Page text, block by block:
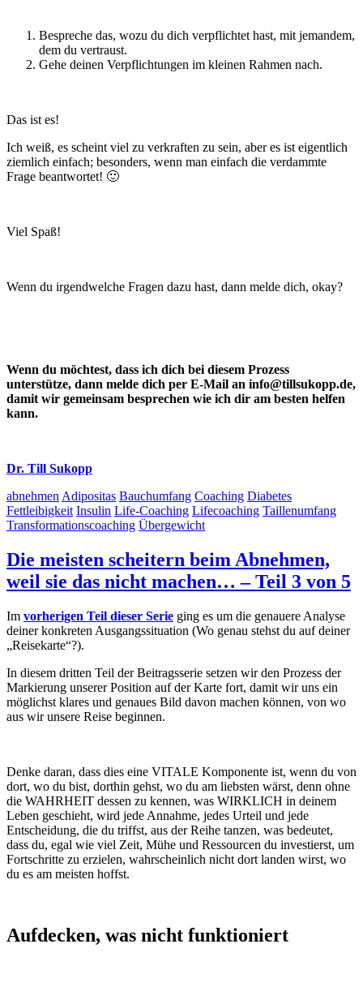
Bespreche das, wozu du dich verpflichtet hast, mit jemandem,
dem du vertraust.
Gehe deinen Verpflichtungen im kleinen Rahmen nach.
Das ist es!
Ich weiß, es scheint viel zu verkraften zu sein, aber es ist eigentlich
ziemlich einfach; besonders, wenn man einfach die verdammte
Frage beantwortet! 🙂
Viel Spaß!
Wenn du irgendwelche Fragen dazu hast, dann melde dich, okay?
Wenn du möchtest, dass ich dich bei diesem Prozess
unterstütze, dann melde dich per E-Mail an info@tillsukopp.de,
damit wir gemeinsam besprechen wie ich dir am besten helfen
kann.
Dr. Till Sukopp
abnehmen Adipositas Bauchumfang Coaching Diabetes
Fettleibigkeit Insulin Life-Coaching Lifecoaching Taillenumfang
Transformationscoaching Übergewicht
Die meisten scheitern beim Abnehmen,
weil sie das nicht machen… – Teil 3 von 5
Im vorherigen Teil dieser Serie ging es um die genauere Analyse
deiner konkreten Ausgangssituation (Wo genau stehst du auf deiner
„Reisekarte“?).
In diesem dritten Teil der Beitragsserie setzen wir den Prozess der
Markierung unserer Position auf der Karte fort, damit wir uns ein
möglichst klares und genaues Bild davon machen können, von wo
aus wir unsere Reise beginnen.
Denke daran, dass dies eine VITALE Komponente ist, wenn du von
dort, wo du bist, dorthin gehst, wo du am liebsten wärst, denn ohne
die WAHRHEIT dessen zu kennen, was WIRKLICH in deinem
Leben geschieht, wird jede Annahme, jedes Urteil und jede
Entscheidung, die du triffst, aus der Reihe tanzen, was bedeutet,
dass du, egal wie viel Zeit, Mühe und Ressourcen du investierst, um
Fortschritte zu erzielen, wahrscheinlich nicht dort landen wirst, wo
du es am meisten hoffst.
Aufdecken, was nicht funktioniert